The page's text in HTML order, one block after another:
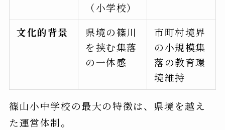
（小学校）
文化的背景
県境の篠川
を挟む集落
の一体感
市町村境界
の小規模集
落の教育環
境維持
篠山小中学校の最大の特徴は、県境を越え
た運営体制。